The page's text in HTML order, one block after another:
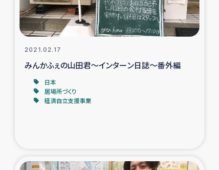
漁業復興支援
経済自立支援事業
2021.02.17
みんかふぇの山田君～インターン日誌～番外編
日本
居場所づくり
経済自立支援事業